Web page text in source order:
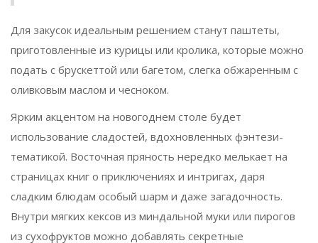
Для закусок идеальным решением станут паштеты,
приготовленные из курицы или кролика, которые можно
подать с брускеттой или багетом, слегка обжаренным с
оливковым маслом и чесноком.
Ярким акцентом на новогоднем столе будет
использование сладостей, вдохновленных фэнтези-
тематикой. Восточная пряность нередко мелькает на
страницах книг о приключениях и интригах, даря
сладким блюдам особый шарм и даже загадочность.
Внутри мягких кексов из миндальной муки или пирогов
из сухофруктов можно добавлять секретные